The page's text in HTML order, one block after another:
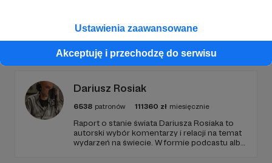
Ustawienia zaawansowane
Akceptuję i przechodzę do serwisu
Promowani autorzy
Dariusz Rosiak
6538 patronów 111360 zł miesięcznie
Raport o stanie świata Dariusza Rosiaka to
autorski wybór komentarzy i relacji na temat
wydarzeń na świecie. W formie podcastu albo